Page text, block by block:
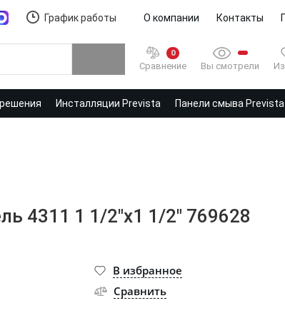
График работы О компании Контакты
0
Сравнение Вы смотрели
Инсталляции Prevista Панели смыва Prevista
4311 1 1/2"x1 1/2" 769628
В избранное
Сравнить